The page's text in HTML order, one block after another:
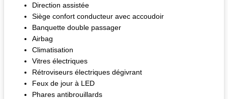
Direction assistée
Siège confort conducteur avec accoudoir
Banquette double passager
Airbag
Climatisation
Vitres électriques
Rétroviseurs électriques dégivrant
Feux de jour à LED
Phares antibrouillards